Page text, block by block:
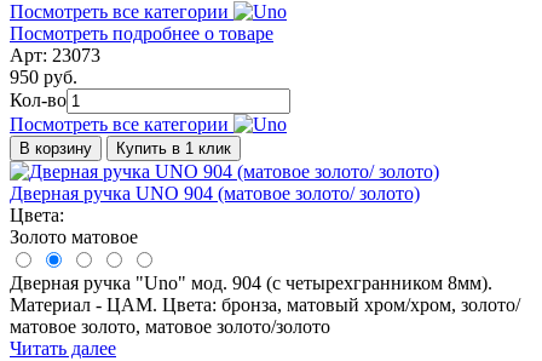
Посмотреть все категории
Посмотреть подробнее о товаре
Арт: 23073
950 руб.
Кол-во
Посмотреть все категории
В корзину Купить в 1 клик
Дверная ручка UNO 904 (матовое золото/ золото)
Цвета:
Золото матовое
Дверная ручка "Uno" мод. 904 (с четырехгранником 8мм).
Материал - ЦАМ. Цвета: бронза, матовый хром/хром, золото/
матовое золото, матовое золото/золото
Читать далее